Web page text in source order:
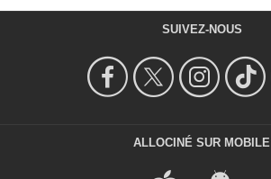
SUIVEZ-NOUS
ALLOCINÉ SUR MOBILE